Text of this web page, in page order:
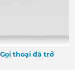
thoại đã trở